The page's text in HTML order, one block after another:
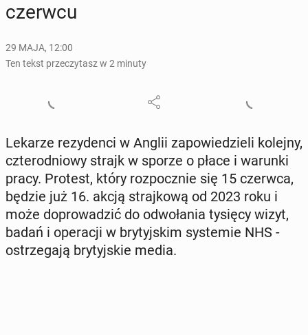
czerwcu
29 MAJA, 12:00
Ten tekst przeczytasz w 2 minuty
Lekarze re­zy­den­ci w Anglii za­po­wie­dzie­li kolejny,
czte­ro­dnio­wy strajk w sporze o płace i warunki
pracy. Protest, który roz­pocz­nie się 15 czerwca,
będzie już 16. akcją straj­ko­wą od 2023 roku i
może do­pro­wa­dzić do od­wo­ła­nia tysięcy wizyt,
badań i ope­ra­cji w bry­tyj­skim sys­te­mie NHS -
ostrze­ga­ją bry­tyj­skie media.